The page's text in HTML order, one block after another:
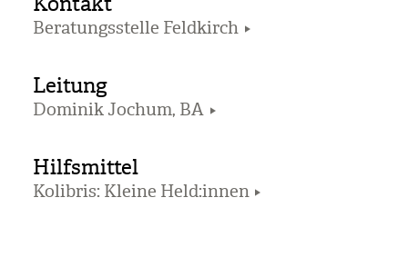
Beratungsstelle Feldkirch
Leitung
Dominik Jochum, BA
Hilfsmittel
Kolibris: Kleine Held:innen